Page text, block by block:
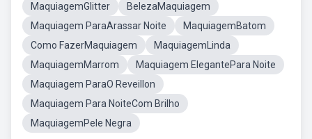
MaquiagemGlitter
BelezaMaquiagem
Maquiagem ParaArassar Noite
MaquiagemBatom
Como FazerMaquiagem
MaquiagemLinda
MaquiagemMarrom
Maquiagem ElegantePara Noite
Maquiagem ParaO Reveillon
Maquiagem Para NoiteCom Brilho
MaquiagemPele Negra